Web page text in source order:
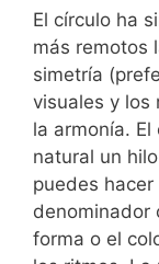
El círculo ha
más remotos
simetría
visuales y los
la armonía.
natural un
puedes
denominador
forma o el